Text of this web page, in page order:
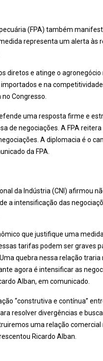
(FPA) também
representa um alerta às
diretos e atinge o
e na
Congresso.
uma resposta firme e
de negociações. A FPA
A diplomacia é o
da FPA.
da Indústria (CNI) afirmou
a intensificação das
que justifique uma
tarifas podem ser graves
quebra nessa relação
agora é intensificar as
Alban, em comunicado.
“construtiva e contínua”
resolver divergências e
uma relação
Ricardo Alban.